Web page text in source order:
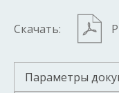
Скачать:
Параметры